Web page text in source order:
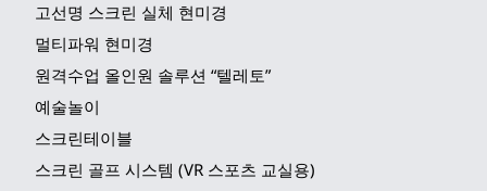
고선명 스크린 실체 현미경
멀티파워 현미경
원격수업 올인원 솔루션 “텔레토”
예술놀이
스크린테이블
스크린 골프 시스템 (VR 스포츠 교실용)